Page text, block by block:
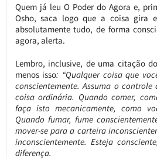
Quem já leu O Poder do Agora e,
Osho, saca logo que a coisa gira
absolutamente tudo, de forma
agora, alerta.
Lembro, inclusive, de uma citação
menos isso: “Qualquer coisa que
conscientemente. Assuma o
coisa ordinária. Quando comer,
faça isto mecanicamente, como
Quando fumar, fume
mover-se para a carteira
inconscientemente. Esteja
diferença.